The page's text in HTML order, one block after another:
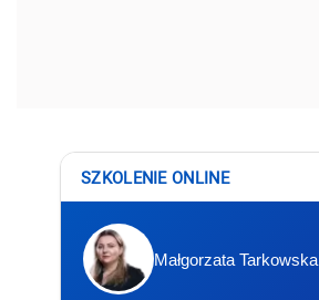
SZKOLENIE ONLINE
Małgorzata Tarkowska